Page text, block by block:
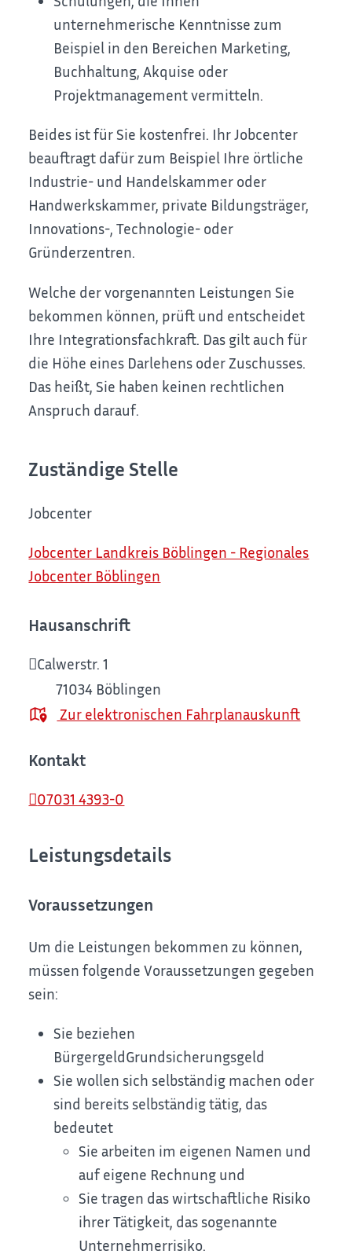
unternehmerische Kenntnisse zum
Beispiel in den Bereichen Marketing,
Buchhaltung, Akquise oder
Projektmanagement vermitteln.
Beides ist für Sie kostenfrei. Ihr Jobcenter
beauftragt dafür zum Beispiel Ihre örtliche
Industrie- und Handelskammer oder
Handwerkskammer, private Bildungsträger,
Innovations-, Technologie- oder
Gründerzentren.
Welche der vorgenannten Leistungen Sie
bekommen können, prüft und entscheidet
Ihre Integrationsfachkraft. Das gilt auch für
die Höhe eines Darlehens oder Zuschusses.
Das heißt, Sie haben keinen rechtlichen
Anspruch darauf.
Zuständige Stelle
Jobcenter
Jobcenter Landkreis Böblingen - Regionales
Jobcenter Böblingen
Hausanschrift
Calwerstr. 1
71034 Böblingen
Zur elektronischen Fahrplanauskunft
Kontakt
07031 4393-0
Leistungsdetails
Voraussetzungen
Um die Leistungen bekommen zu können,
müssen folgende Voraussetzungen gegeben
sein:
Sie beziehen
BürgergeldGrundsicherungsgeld
Sie wollen sich selbständig machen oder
sind bereits selbständig tätig, das
bedeutet
Sie arbeiten im eigenen Namen und
auf eigene Rechnung und
Sie tragen das wirtschaftliche Risiko
ihrer Tätigkeit, das sogenannte
Unternehmerrisiko.